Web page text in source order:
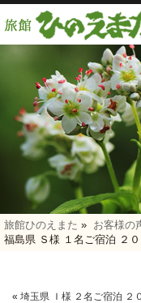
旅館ひのえまた » お客様の
福島県 Ｓ様 １名ご宿泊 ２
« 埼玉県 Ｉ様 ２名ご宿泊 ２